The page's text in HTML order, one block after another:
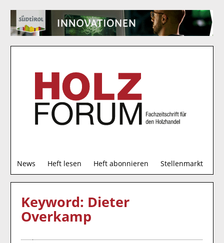
News Heft lesen Heft abonnieren Stellenmarkt
u
c
Keyword: Dieter
Overkamp